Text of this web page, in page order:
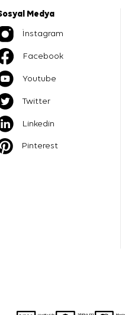
Medya
İnstagram
Facebook
Youtube
Twitter
Linkedin
Pinterest